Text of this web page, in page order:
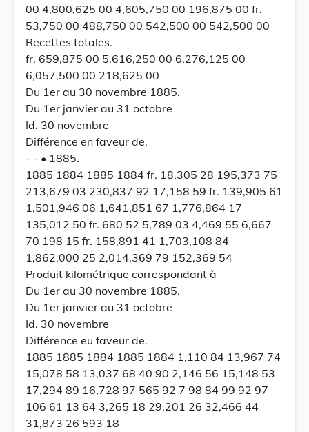
00 4,800,625 00 4,605,750 00 196,875 00 fr.
53,750 00 488,750 00 542,500 00 542,500 00
Recettes totales.
fr. 659,875 00 5,616,250 00 6,276,125 00
6,057,500 00 218,625 00
Du 1er au 30 novembre 1885.
Du 1er janvier au 31 octobre
Id. 30 novembre
Différence en faveur de.
- - • 1885.
1885 1884 1885 1884 fr. 18,305 28 195,373 75
213,679 03 230,837 92 17,158 59 fr. 139,905 61
1,501,946 06 1,641,851 67 1,776,864 17
135,012 50 fr. 680 52 5,789 03 4,469 55 6,667
70 198 15 fr. 158,891 41 1,703,108 84
1,862,000 25 2,014,369 79 152,369 54
Produit kilométrique correspondant à
Du 1er au 30 novembre 1885.
Du 1er janvier au 31 octobre
Id. 30 novembre
Différence eu faveur de.
1885 1885 1884 1885 1884 1,110 84 13,967 74
15,078 58 13,037 68 40 90 2,146 56 15,148 53
17,294 89 16,728 97 565 92 7 98 84 99 92 97
106 61 13 64 3,265 18 29,201 26 32,466 44
31,873 26 593 18